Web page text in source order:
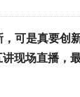
可是真要创
现场直播，